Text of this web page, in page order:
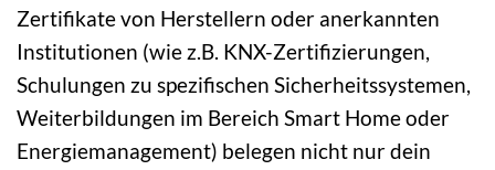
Zertifikate von Herstellern oder anerkannten
Institutionen (wie z.B. KNX-Zertifizierungen,
Schulungen zu spezifischen Sicherheitssystemen,
Weiterbildungen im Bereich Smart Home oder
Energiemanagement) belegen nicht nur dein